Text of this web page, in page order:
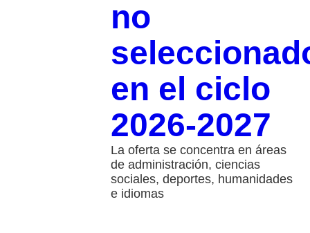
no
en el ciclo
2026-2027
La oferta se concentra en áreas
de administración, ciencias
sociales, deportes, humanidades
e idiomas